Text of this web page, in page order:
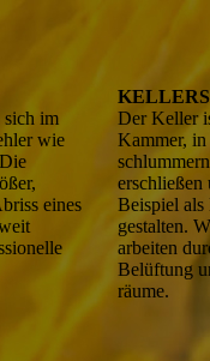
sich im
wie
eines
Der Keller
Kammer, in
erschlie­ßen
Beispiel
gestalten.
arbeiten
Belüftung
räume.